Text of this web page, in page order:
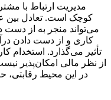
مدیریت ارتباط با
کوچک است. تعادل بین
می‌تواند منجر به از
کاری و از دست دادن
تأثیر می‌گذارد. استخدام
از نظر مالی امکان‌پذیر
در این محیط رقابتی،